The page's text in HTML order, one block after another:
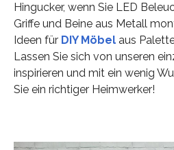
Hingucker, wenn Sie LED
Griffe und Beine aus Metall
Ideen für DIY Möbelaus
Lassen Sie sich von unseren
inspirieren und mit ein wenig
Sie ein richtiger Heimwerker!